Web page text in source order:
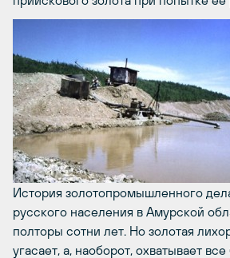
История золотопромышленного
русского населения в Амурской
полторы сотни лет. Но золотая
угасает, а, наоборот, охватывает